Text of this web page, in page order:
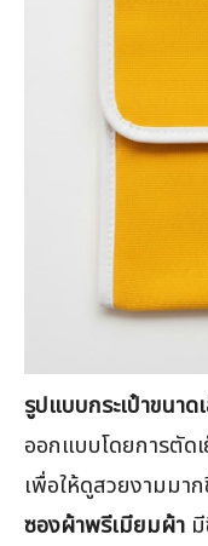
รูปแบบกระเป๋าขนาด
ออกแบบโดยการตั
เพื่อให้ดูสวยงามมา
ซองผ้าพรีเมียมผ้า